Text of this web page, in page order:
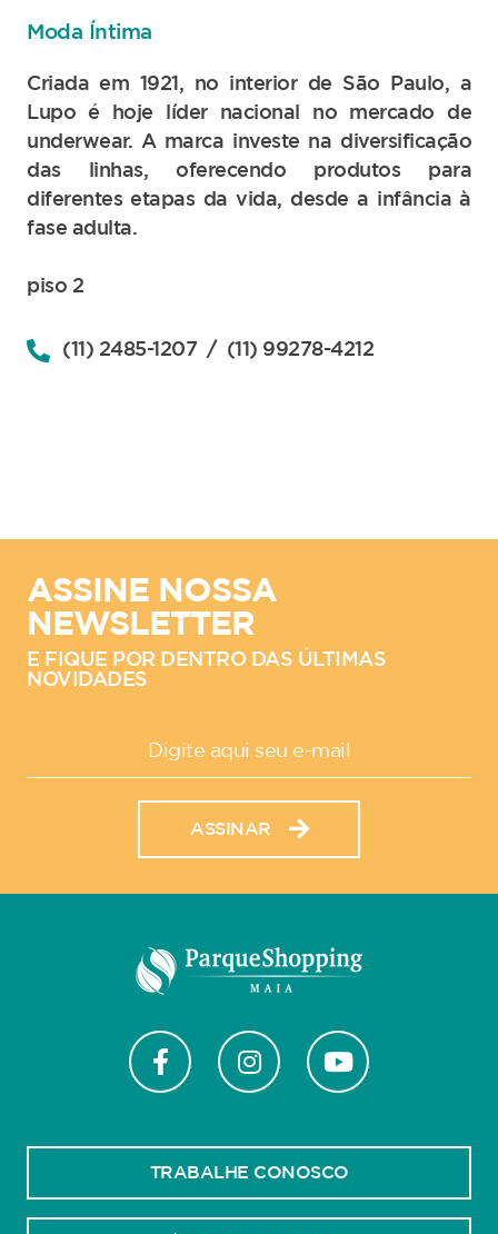
Moda Íntima
Criada em 1921, no interior de São Paulo, a
Lupo é hoje líder nacional no mercado de
underwear. A marca investe na diversificação
das linhas, oferecendo produtos para
diferentes etapas da vida, desde a infância à
fase adulta.
piso 2
(11) 2485-1207 / (11) 99278-4212
ASSINE NOSSA
NEWSLETTER
E FIQUE POR DENTRO DAS ÚLTIMAS
NOVIDADES
ASSINAR
TRABALHE CONOSCO